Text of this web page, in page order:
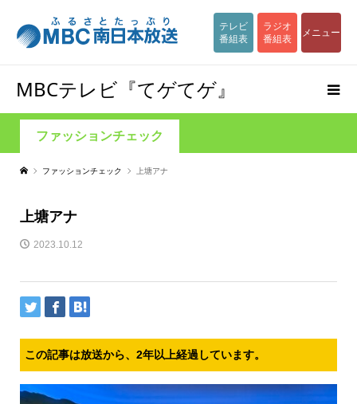
テレビ
番組表
ラジオ
番組表
メニュー
MBCテレビ『てゲてゲ』
ファッションチェック
ファッションチェック 上塘アナ
上塘アナ
2023.10.12
この記事は放送から、2年以上経過しています。